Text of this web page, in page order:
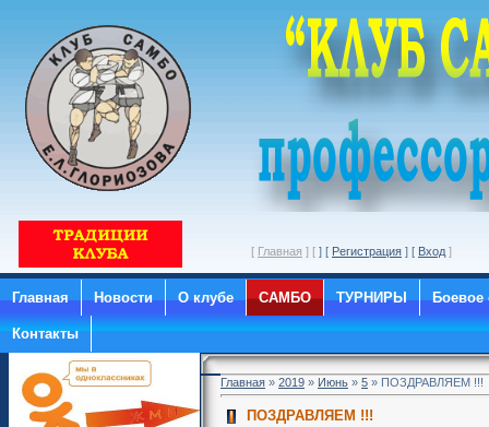
[ Главная ] [ ] [ Регистрация ] [ Вход
Главная Новости О клубе САМБО ТУРНИРЫ Боевое
Контакты
Главная » 2019 » Июнь » 5 » ПОЗДРАВЛЯЕМ !!!
ПОЗДРАВЛЯЕМ !!!